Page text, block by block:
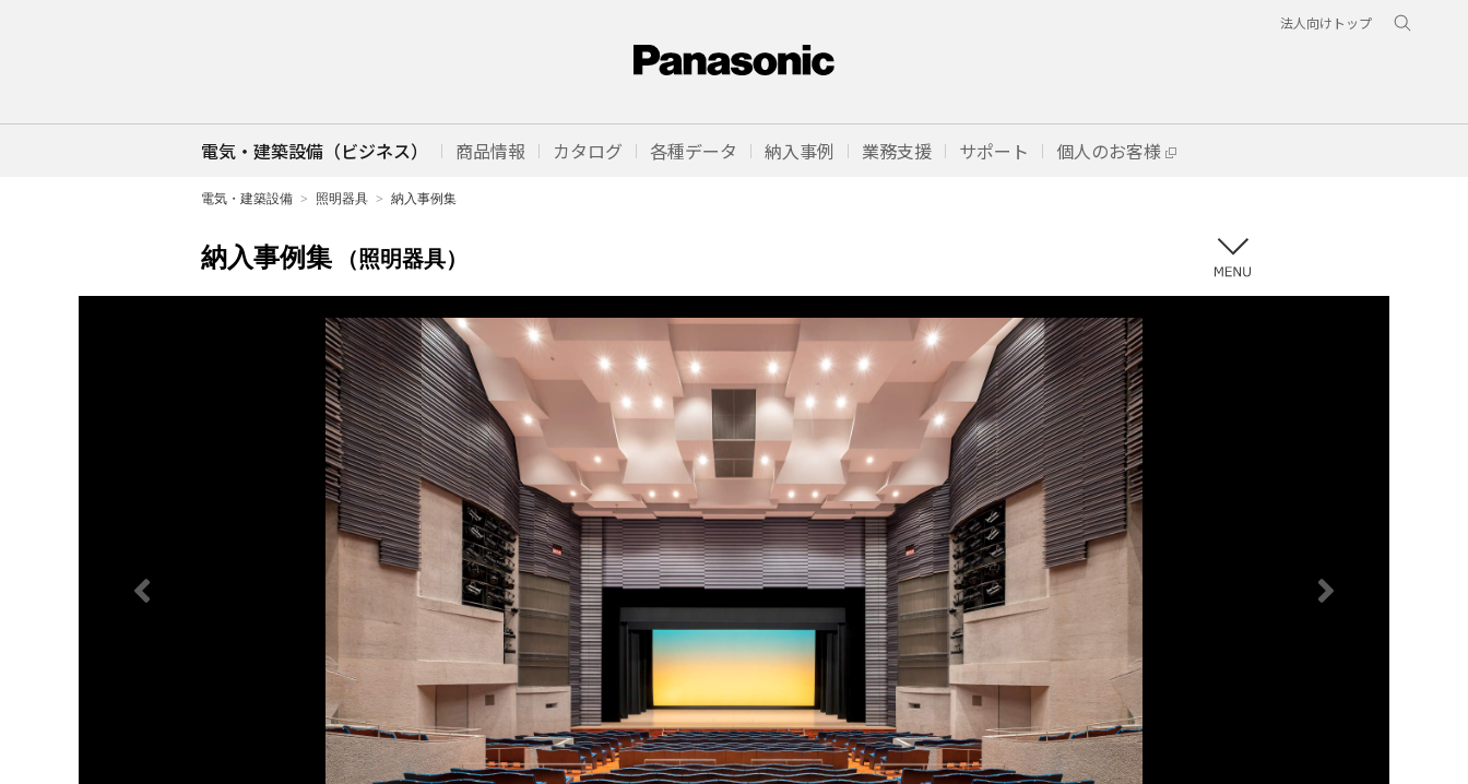
法人向けトップ
電気・建築設備（ビジネス） 商品情報 カタログ 各種データ 納入事例 業務支援 サポート 個人のお客様
電気・建築設備 照明器具 納入事例集
納入事例集 （照明器具）